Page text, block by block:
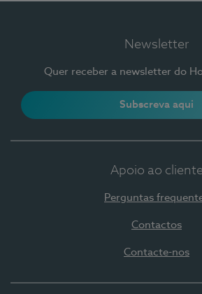
Newsletter
Quer receber a newsletter do
Subscreva aqui
Apoio ao cliente
Perguntas
Contactos
Contacte-nos